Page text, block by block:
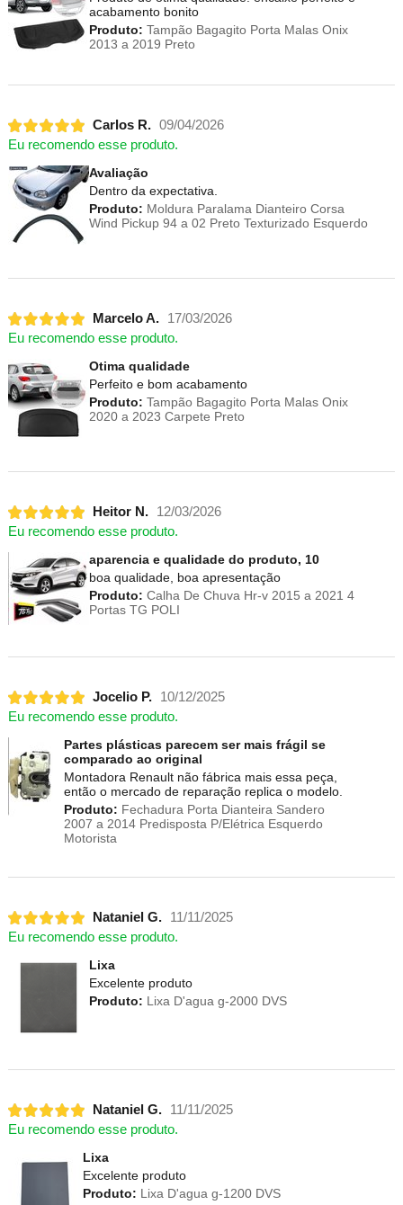
acabamento bonito
Produto: Tampão Bagagito Porta Malas Onix
2013 a 2019 Preto
Carlos R. 09/04/2026
Eu recomendo esse produto.
Avaliação
Dentro da expectativa.
Produto: Moldura Paralama Dianteiro Corsa
Wind Pickup 94 a 02 Preto Texturizado Esquerdo
Marcelo A.
17/03/2026
Eu recomendo esse produto.
Otima qualidade
Perfeito e bom acabamento
Produto: Tampão Bagagito Porta Malas Onix
2020 a 2023 Carpete Preto
Heitor N.
12/03/2026
Eu recomendo esse produto.
aparencia e qualidade do produto, 10
boa qualidade, boa apresentação
Produto: Calha De Chuva Hr-v 2015 a 2021 4
Portas TG POLI
Jocelio P.
10/12/2025
Eu recomendo esse produto.
Partes plásticas parecem ser mais frágil se
comparado ao original
Montadora Renault não fábrica mais essa peça,
então o mercado de reparação replica o modelo.
Produto: Fechadura Porta Dianteira Sandero
2007 a 2014 Predisposta P/Elétrica Esquerdo
Motorista
Nataniel G.
11/11/2025
Eu recomendo esse produto.
Lixa
Excelente produto
Produto: Lixa D'agua g-2000 DVS
Nataniel G.
11/11/2025
Eu recomendo esse produto.
Lixa
Excelente produto
Produto: Lixa D'agua g-1200 DVS